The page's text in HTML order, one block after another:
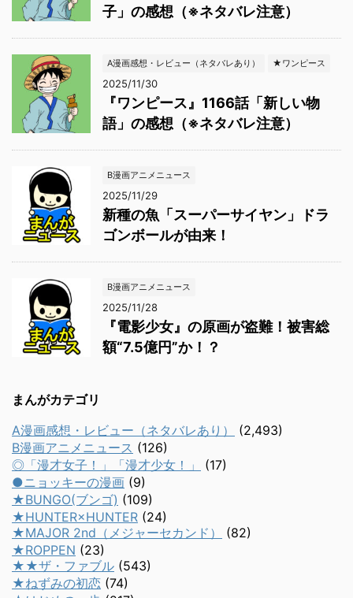
子」の感想（※ネタバレ注意）
A漫画感想・レビュー（ネタバレあり） ★ワンピース
2025/11/30
『ワンピース』1166話「新しい物
語」の感想（※ネタバレ注意）
B漫画アニメニュース
2025/11/29
新種の魚「スーパーサイヤン」ドラ
ゴンボールが由来！
B漫画アニメニュース
2025/11/28
『電影少女』の原画が盗難！被害総
額“7.5億円”か！？
まんがカテゴリ
A漫画感想・レビュー（ネタバレあり）
(2,493)
B漫画アニメニュース (126)
◎「漫才女子！」「漫才少女！」
(17)
●ニョッキーの漫画 (9)
★BUNGO(ブンゴ) (109)
★HUNTER×HUNTER (24)
★MAJOR 2nd（メジャーセカンド）
(82)
★ROPPEN (23)
★★ザ・ファブル (543)
★ねずみの初恋 (74)